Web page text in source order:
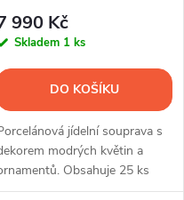
990 Kč
Skladem 1 ks
DO KOŠÍKU
jídelní souprava s
modrých květin a
Obsahuje 25 ks